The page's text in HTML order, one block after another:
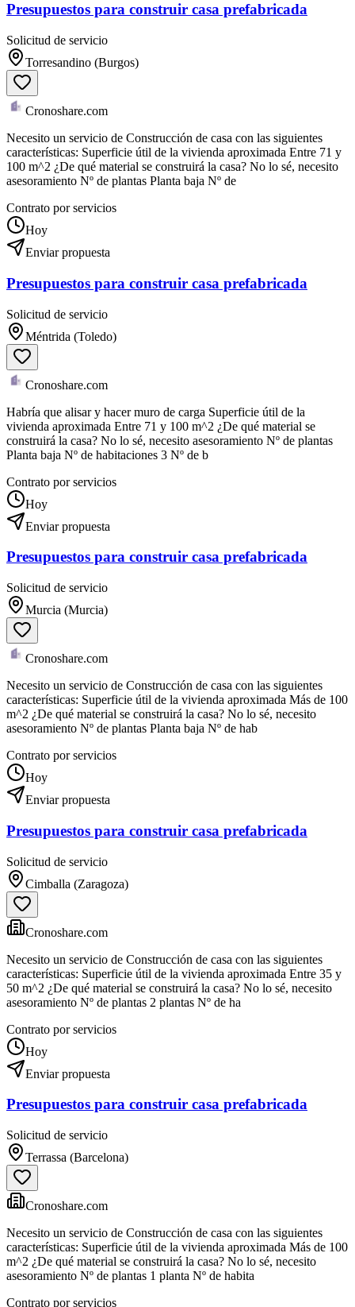
Presupuestos para construir casa prefabricada
Solicitud de servicio
Torresandino (Burgos)
Cronoshare.com
Necesito un servicio de Construcción de casa con las siguientes
características: Superficie útil de la vivienda aproximada Entre 71 y
100 m^2 ¿De qué material se construirá la casa? No lo sé, necesito
asesoramiento Nº de plantas Planta baja Nº de
Contrato por servicios
Hoy
Enviar propuesta
Presupuestos para construir casa prefabricada
Solicitud de servicio
Méntrida (Toledo)
Cronoshare.com
Habría que alisar y hacer muro de carga Superficie útil de la
vivienda aproximada Entre 71 y 100 m^2 ¿De qué material se
construirá la casa? No lo sé, necesito asesoramiento Nº de plantas
Planta baja Nº de habitaciones 3 Nº de b
Contrato por servicios
Hoy
Enviar propuesta
Presupuestos para construir casa prefabricada
Solicitud de servicio
Murcia (Murcia)
Cronoshare.com
Necesito un servicio de Construcción de casa con las siguientes
características: Superficie útil de la vivienda aproximada Más de 100
m^2 ¿De qué material se construirá la casa? No lo sé, necesito
asesoramiento Nº de plantas Planta baja Nº de hab
Contrato por servicios
Hoy
Enviar propuesta
Presupuestos para construir casa prefabricada
Solicitud de servicio
Cimballa (Zaragoza)
Cronoshare.com
Necesito un servicio de Construcción de casa con las siguientes
características: Superficie útil de la vivienda aproximada Entre 35 y
50 m^2 ¿De qué material se construirá la casa? No lo sé, necesito
asesoramiento Nº de plantas 2 plantas Nº de ha
Contrato por servicios
Hoy
Enviar propuesta
Presupuestos para construir casa prefabricada
Solicitud de servicio
Terrassa (Barcelona)
Cronoshare.com
Necesito un servicio de Construcción de casa con las siguientes
características: Superficie útil de la vivienda aproximada Más de 100
m^2 ¿De qué material se construirá la casa? No lo sé, necesito
asesoramiento Nº de plantas 1 planta Nº de habita
Contrato por servicios